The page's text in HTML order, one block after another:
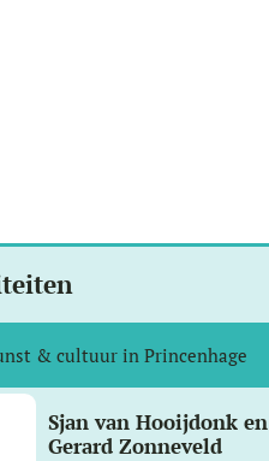
& cultuur in Princenhage
Sjan van Hooijdonk en
Gerard Zonneveld